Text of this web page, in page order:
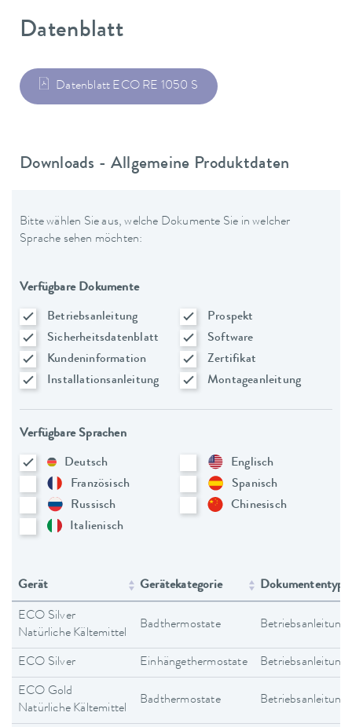
Datenblatt
Datenblatt ECO RE 1050 S
Downloads - Allgemeine Produktdaten
Bitte wählen Sie aus, welche Dokumente Sie in welcher
Sprache sehen möchten:
Verfügbare Dokumente
Betriebsanleitung
Prospekt
Sicherheitsdatenblatt
Software
Kundeninformation
Zertifikat
Installationsanleitung
Montageanleitung
Verfügbare Sprachen
Deutsch
Englisch
Französisch
Spanisch
Russisch
Chinesisch
Italienisch
Gerät Gerätekategorie Dokumententyp
ECO Silver
Natürliche Kältemittel
Badthermostate Betriebsanleitung
ECO Silver Einhängethermostate Betriebsanleitung
ECO Gold
Natürliche Kältemittel
Badthermostate Betriebsanleitung